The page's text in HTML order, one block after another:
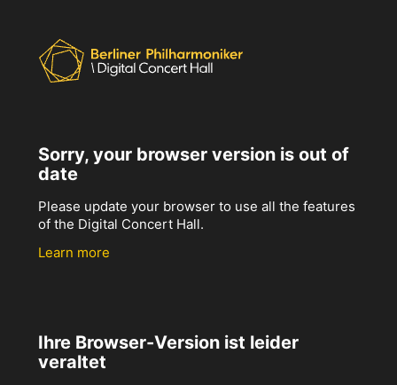
Sorry, your browser version is out of
date
Please update your browser to use all the features
of the Digital Concert Hall.
Learn more
Ihre Browser-Version ist leider
veraltet